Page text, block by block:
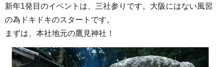
新年1発目のイベントは、三社参りです。大阪にはない風習
の為ドキドキのスタートです。
まずは、本社地元の鷹見神社！